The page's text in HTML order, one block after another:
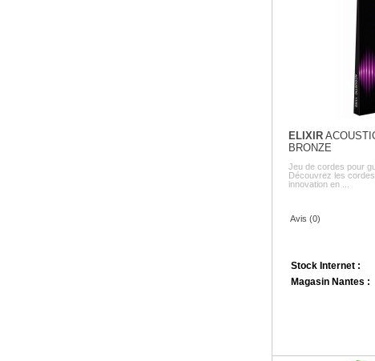
ELIXIR
BRONZE
Jeu de cordes pour
Découvrez les
innovation en ...
Avis (0)
Stock Internet :
Magasin Nantes :